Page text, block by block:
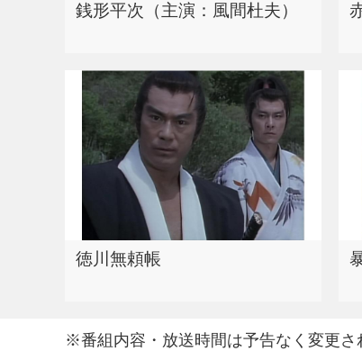
銭形平次（主演：風間杜夫）
徳川無頼帳
※番組内容・放送時間は予告なく変更さ